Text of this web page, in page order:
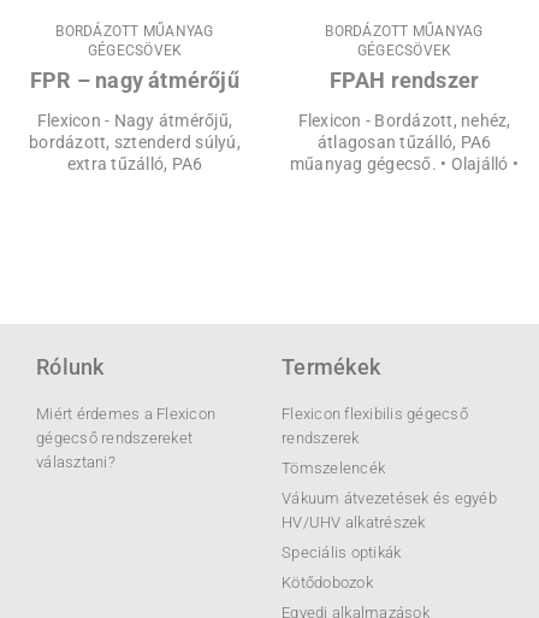
BORDÁZOTT MŰANYAG
GÉGECSÖVEK
FPR – nagy átmérőjű
Flexicon - Nagy átmérőjű,
bordázott, sztenderd súlyú,
extra tűzálló, PA6
BORDÁZOTT MŰANYAG
GÉGECSÖVEK
FPAH rendszer
Flexicon - Bordázott, nehéz,
átlagosan tűzálló, PA6
műanyag gégecső. • Olajálló •
Rólunk
Miért érdemes a Flexicon
gégecső rendszereket
választani?
Termékek
Flexicon flexibilis gégecső
rendszerek
Tömszelencék
Vákuum átvezetések és egyéb
HV/UHV alkatrészek
Speciális optikák
Kötődobozok
Egyedi alkalmazások